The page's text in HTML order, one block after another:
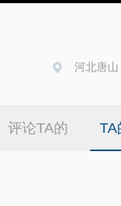
河北唐山
评论TA的 TA